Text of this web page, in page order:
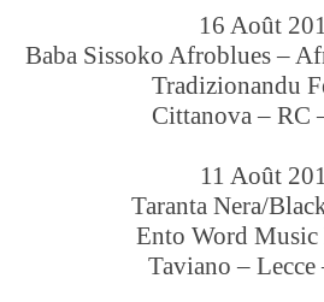
16 Août
Baba Sissoko Afroblues –
Tradizionandu
Cittanova – RC
11 Août
Taranta Nera/
Ento Word Music
Taviano –